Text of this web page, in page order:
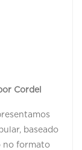
Cordel
baseado
no formato